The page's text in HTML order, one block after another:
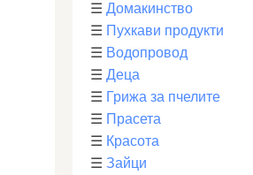
☰ Домакинство
☰ Пухкави продукти
☰ Водопровод
☰ Деца
☰ Грижа за пчелите
☰ Прасета
☰ Красота
☰ Зайци